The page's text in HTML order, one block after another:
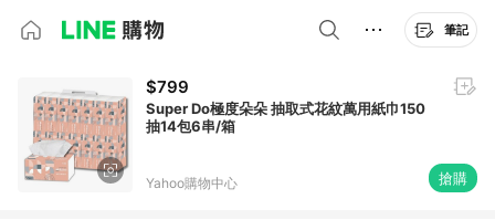
筆記
$799
Super Do極度朵朵 抽取式花紋萬用紙巾150
抽14包6串/箱
Yahoo購物中心 搶購